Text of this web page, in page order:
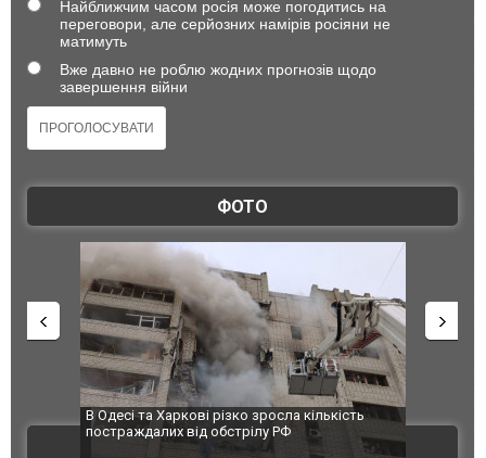
Найближчим часом росія може погодитись на
переговори, але серйозних намірів росіяни не
матимуть
Вже давно не роблю жодних прогнозів щодо
завершення війни
ФОТО
В Одесі та Харкові різко зросла кількість
постраждалих від обстрілу РФ
Ворог
двоє
після
ВІДЕО